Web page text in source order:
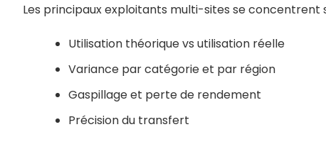
Les principaux exploitants multi-sites se concentrent
Utilisation théorique vs utilisation réelle
Variance par catégorie et par région
Gaspillage et perte de rendement
Précision du transfert